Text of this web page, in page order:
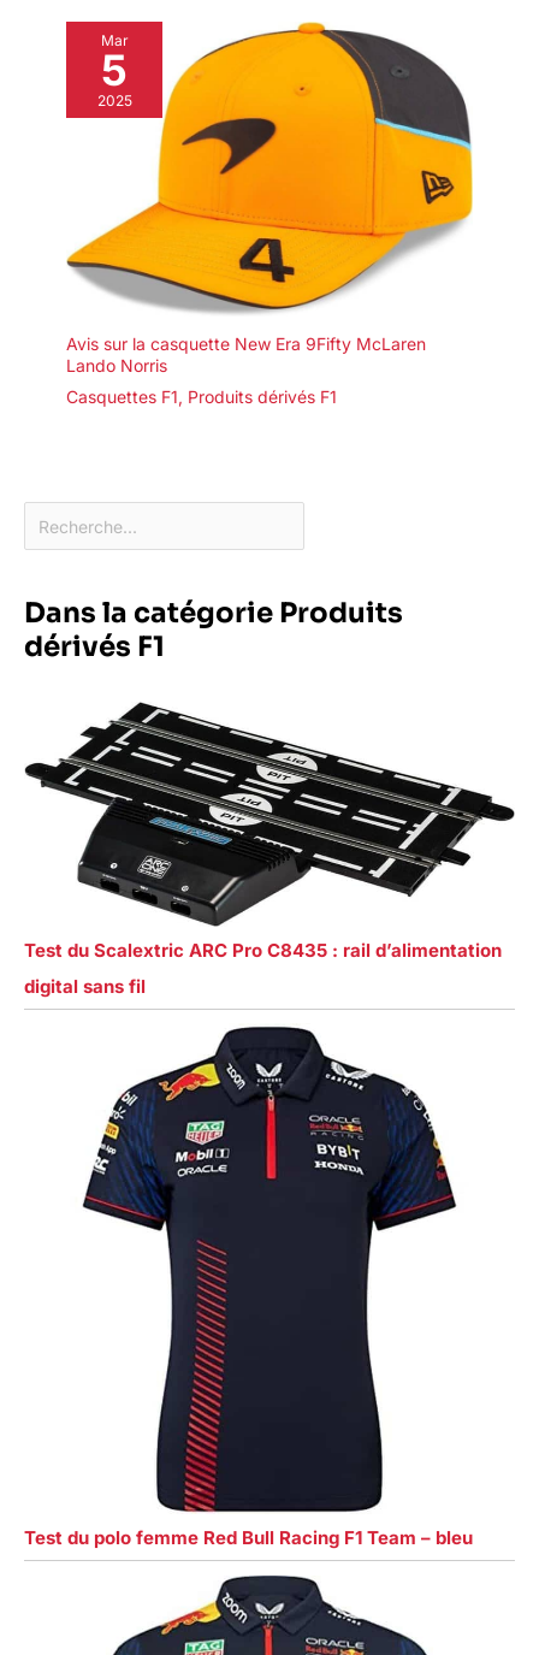
Mar
5
2025
Avis sur la casquette New Era 9Fifty McLaren
Lando Norris
Casquettes F1, Produits dérivés F1
Dans la catégorie Produits
dérivés F1
Test du Scalextric ARC Pro C8435 : rail d’alimentation
digital sans fil
Test du polo femme Red Bull Racing F1 Team – bleu